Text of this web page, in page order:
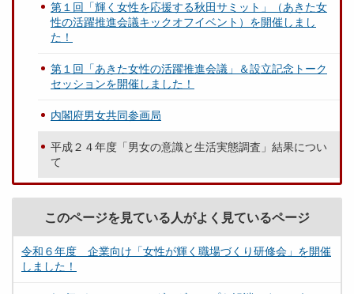
第１回「輝く女性を応援する秋田サミット」（あきた女
性の活躍推進会議キックオフイベント）を開催しまし
た！
第１回「あきた女性の活躍推進会議」＆設立記念トーク
セッションを開催しました！
内閣府男女共同参画局
平成２４年度「男女の意識と生活実態調査」結果につい
て
このページを見ている人がよく見ているページ
令和６年度 企業向け「女性が輝く職場づくり研修会」を開催
しました！